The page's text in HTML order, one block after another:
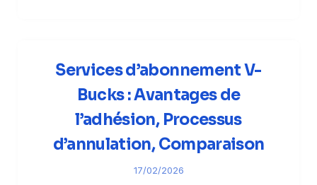
Services d’abonnement V-
Bucks : Avantages de
l’adhésion, Processus
d’annulation, Comparaison
17/02/2026